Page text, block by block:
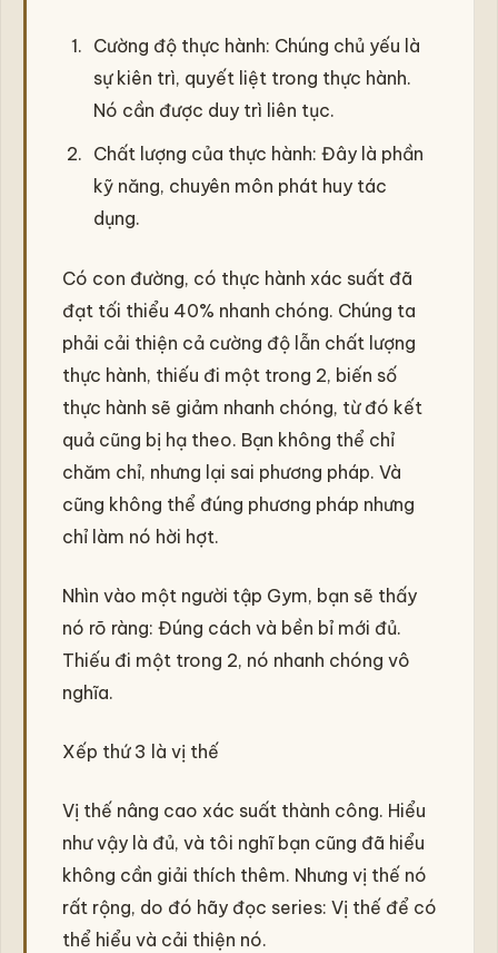
Cường độ thực hành: Chúng chủ yếu là
sự kiên trì, quyết liệt trong thực hành.
Nó cần được duy trì liên tục.
Chất lượng của thực hành: Đây là phần
kỹ năng, chuyên môn phát huy tác
dụng.
Có con đường, có thực hành xác suất đã
đạt tối thiểu 40% nhanh chóng. Chúng ta
phải cải thiện cả cường độ lẫn chất lượng
thực hành, thiếu đi một trong 2, biến số
thực hành sẽ giảm nhanh chóng, từ đó kết
quả cũng bị hạ theo. Bạn không thể chỉ
chăm chỉ, nhưng lại sai phương pháp. Và
cũng không thể đúng phương pháp nhưng
chỉ làm nó hời hợt.
Nhìn vào một người tập Gym, bạn sẽ thấy
nó rõ ràng: Đúng cách và bền bỉ mới đủ.
Thiếu đi một trong 2, nó nhanh chóng vô
nghĩa.
Xếp thứ 3 là vị thế
Vị thế nâng cao xác suất thành công. Hiểu
như vậy là đủ, và tôi nghĩ bạn cũng đã hiểu
không cần giải thích thêm. Nhưng vị thế nó
rất rộng, do đó hãy đọc series: Vị thế để có
thể hiểu và cải thiện nó.